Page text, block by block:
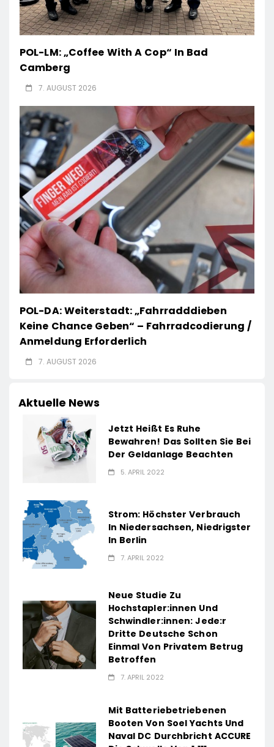
POL-LM: „Coffee With A Cop“ In Bad
Camberg
7. AUGUST 2026
POL-DA: Weiterstadt: „Fahrradddieben
Keine Chance Geben“ – Fahrradcodierung /
Anmeldung Erforderlich
7. AUGUST 2026
Aktuelle News
Jetzt Heißt Es Ruhe
Bewahren! Das Sollten Sie Bei
Der Geldanlage Beachten
5. APRIL 2022
Strom: Höchster Verbrauch
In Niedersachsen, Niedrigster
In Berlin
7. APRIL 2022
Neue Studie Zu
Hochstapler:innen Und
Schwindler:innen: Jede:r
Dritte Deutsche Schon
Einmal Von Privatem Betrug
Betroffen
7. APRIL 2022
Mit Batteriebetriebenen
Booten Von Soel Yachts Und
Naval DC Durchbricht ACCURE